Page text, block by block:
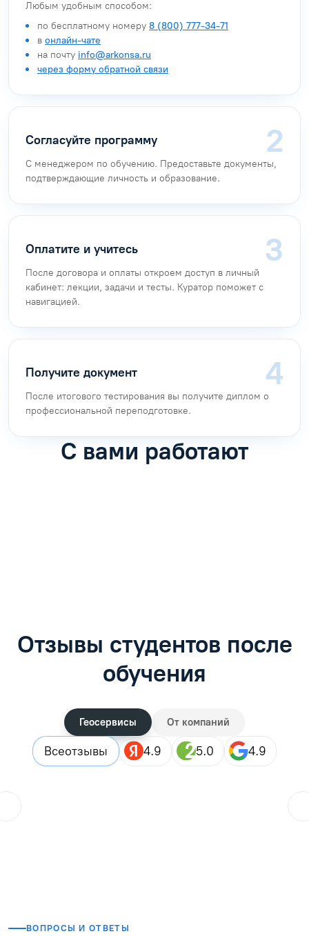
Любым удобным способом:
по бесплатному номеру 8 (800) 777-34-71
в онлайн-чате
на почту info@arkonsa.ru
через форму обратной связи
Согласуйте программу
С менеджером по обучению. Предоставьте документы,
подтверждающие личность и образование.
Оплатите и учитесь
После договора и оплаты откроем доступ в личный
кабинет: лекции, задачи и тесты. Куратор поможет с
навигацией.
Получите документ
После итогового тестирования вы получите диплом о
профессиональной переподготовке.
С вами работают
Отзывы студентов после
обучения
Геосервисы От компаний
Всеотзывы 4.9 5.0 4.9
ВОПРОСЫ И ОТВЕТЫ